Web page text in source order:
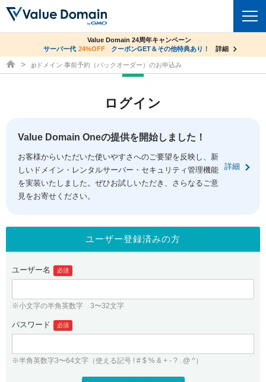
ドメイントップ
ドメイン移管
ドメイン価格一覧
ドメイン一括検索
.jpドメインオークション
gTLDオークション NEW!
.jpドメインバックオーダー
プレミアムドメイン
人気ドメインの種類
WHOIS検索
コアサーバー
バリューサーバー
XREA
セキュリティトップ
Value Domain ネットde診断
SSL証明書
サービストップ
お得意様割引
紹介制度
バリュードメインAPI
ドメイン・ホスティングOEM
facebook
ログイン
従来のバリュードメインをご利用希望の方
Value Domainにログイン
ユーザー登録
co.jpドメイン✕コアサーバーV2ビジネス応援キャンペーン
サーバー料金1年間無料
詳細
Value Domain 24周年キャンペーン
サーバー代 24%OFF クーポンGET＆その他特典あり！ 詳細
ドメイン取得ならバリュードメイン
.jpドメイン 事前予約（バックオーダー）のお申込み
ログイン
Value Domain Oneの提供を開始しました！
お客様からいただいた使いやすさへのご要望を反映し、新
しいドメイン・レンタルサーバー・セキュリティ管理機能
を実装いたしました。ぜひお試しいただき、さらなるご意
見をお寄せください。
詳細
ユーザー登録済みの方
ユーザー名 必須
※小文字の半角英数字 3〜32文字
パスワード 必須
※半角英数字3〜64文字（使える記号 ! # $ % & + - ? . @ ^）